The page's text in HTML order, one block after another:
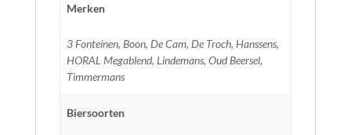
Merken
3 Fonteinen, Boon, De Cam, De Troch, Hanssens,
HORAL Megablend, Lindemans, Oud Beersel,
Timmermans
Biersoorten